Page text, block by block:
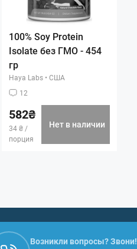
100% Soy Protein
Isolate без ГМО - 454
гр
Haya Labs • США
12
582₴
34 ₴ /
порция
Нет в наличии
Возникли вопросы? Звони!